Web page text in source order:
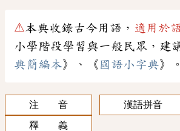
⚠本典收錄古今用語， 適用於
小學階段學習與一般民眾，建
典簡編本》、《 國語小字典》。
注 音
漢語拼音
釋 義